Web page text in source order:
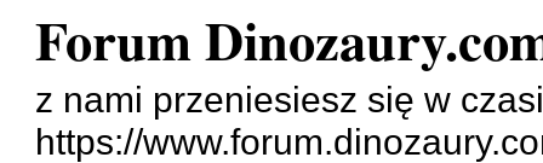
Forum
z nami przeniesiesz się w
https://